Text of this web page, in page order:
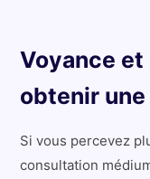
Voyance
obtenir
Si vous percevez
consultation